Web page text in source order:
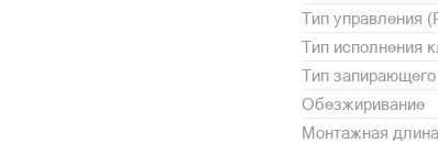
Тип управления
Тип исполнения
Тип запирающего
Обезжиривание
Монтажная